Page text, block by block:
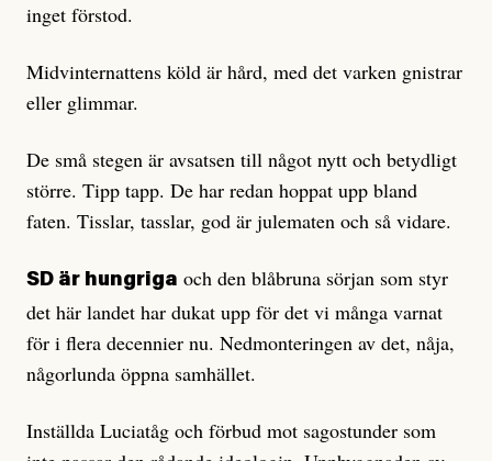
inget förstod.
Midvinternattens köld är hård, med det varken gnistrar
eller glimmar.
De små stegen är avsatsen till något nytt och betydligt
större. Tipp tapp. De har redan hoppat upp bland
faten. Tisslar, tasslar, god är julematen och så vidare.
SD är hungriga och den blåbruna sörjan som styr
det här landet har dukat upp för det vi många varnat
för i flera decennier nu. Nedmonteringen av det, nåja,
någorlunda öppna samhället.
Inställda Luciatåg och förbud mot sagostunder som